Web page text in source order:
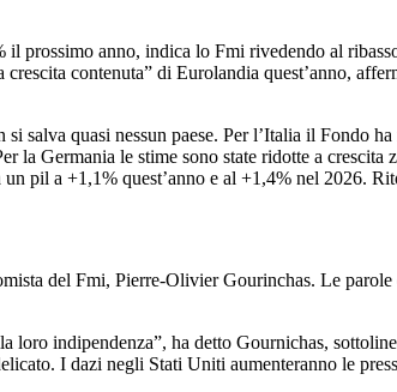
il prossimo anno, indica lo Fmi rivedendo al
contenuta” di Eurolandia quest’anno,
salva quasi nessun paese. Per l’Italia il Fondo
Germania le stime sono state ridotte a
pil a +1,1% quest’anno e al +1,4% nel 2026.
del Fmi, Pierre-Olivier Gourinchas. Le
indipendenza”, ha detto Gournichas,
I dazi negli Stati Uniti aumenteranno le